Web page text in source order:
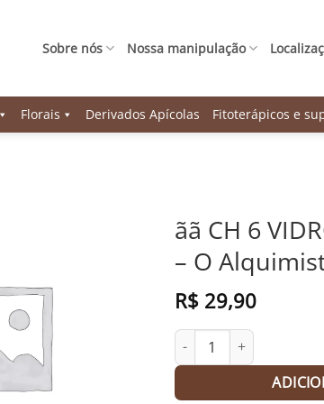
Sobre nós Nossa manipulação
Florais Derivados Apícolas Fitoterápicos e
ãã CH 6
– O
R$ 29,90
ãã CH 6 VIDRO 15mL